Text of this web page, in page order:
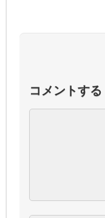
コメントする